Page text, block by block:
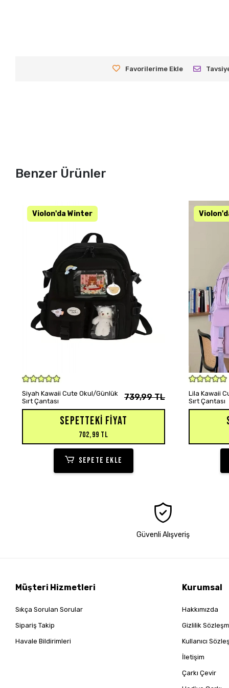
Favorilerime Ekle
Benzer Ürünler
Siyah Kawaii Cute Okul/Günlük
Sırt Çantası
739,99 TL
SEPETTEKI FIYAT
702,99 TL
SEPETE EKLE
Lila Kawaii
Sırt Çantası
Güvenli Alışveriş
Müşteri Hizmetleri
Sıkça Sorulan Sorular
Sipariş Takip
Havale Bildirimleri
Kurumsal
Hakkımızda
Gizlilik
Kullanıcı
İletişim
Çarkı Çevir